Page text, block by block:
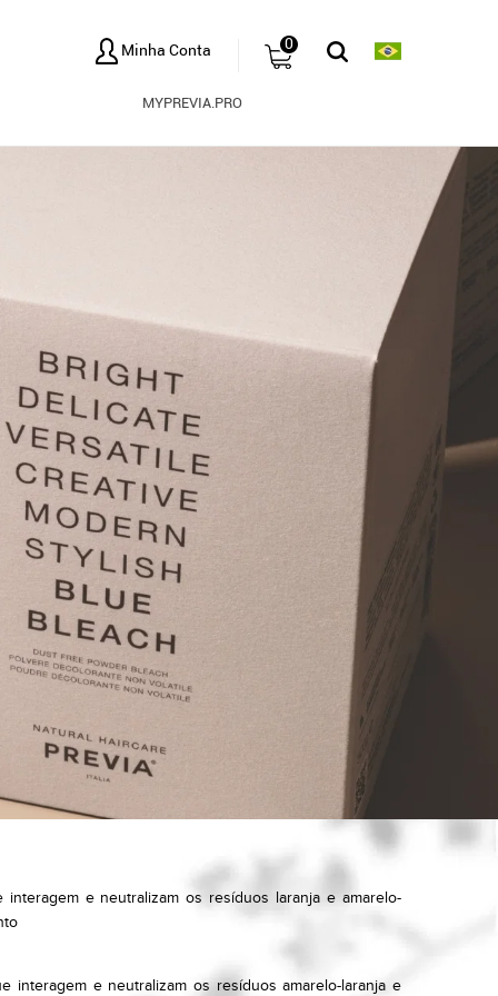
Minha Conta 0
MYPREVIA.PRO
interagem e neutralizam os resíduos laranja e amarelo-
interagem e neutralizam os resíduos amarelo-laranja e